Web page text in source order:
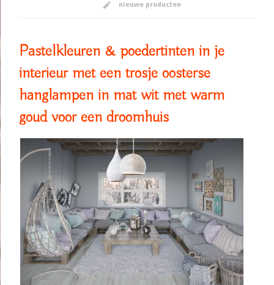
nieuwe producten
Pastelkleuren & poedertinten in je
interieur met een trosje oosterse
hanglampen in mat wit met warm
goud voor een droomhuis